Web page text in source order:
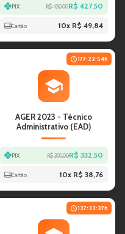
PIX R$ 450,00R$ 427,50
Cartão 10x R$ 49,84
177:22:54h
AGER 2023 - Técnico
Administrativo (EAD)
PIX R$ 350,00R$ 332,50
Cartão 10x R$ 38,76
137:33:37h